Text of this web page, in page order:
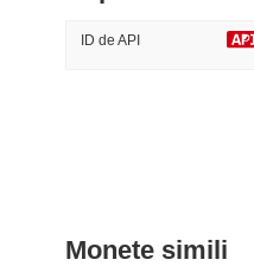
13.28%
ID de API
Monete simili